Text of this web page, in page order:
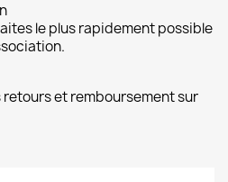
le plus rapidement possible
et remboursement sur